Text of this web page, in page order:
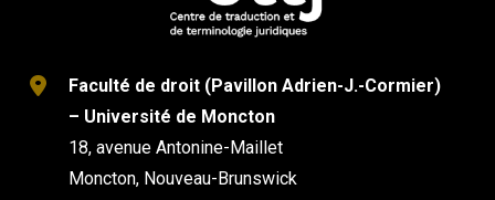
Faculté de droit (Pavillon Adrien-J.-Cormier)
– Université de Moncton
18, avenue Antonine-Maillet
Moncton, Nouveau-Brunswick